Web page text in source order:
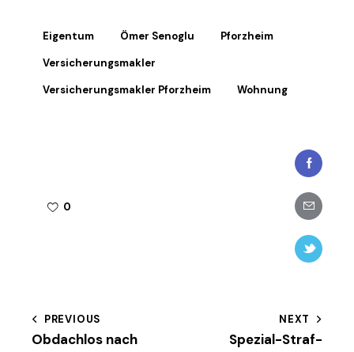
Eigentum Ömer Senoglu Pforzheim
Versicherungsmakler
Versicherungsmakler Pforzheim Wohnung
0
Facebook
Share-
email
Twitter-
Beitragsnavigation
PREVIOUS
Obdachlos nach
NEXT
Spezial-Straf-